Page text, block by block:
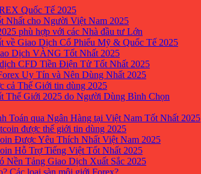
Quốc Tế 2025
Nhất cho Người Việt Nam 2025
phù hợp với các Nhà đầu tư Lớn
về Giao Dịch Cổ Phiếu Mỹ & Quốc Tế 2025
Dịch VÀNG Tốt Nhất 2025
CFD Tiền Điện Tử Tốt Nhất 2025
Uy Tín và Nên Dùng Nhất 2025
cả Thế Giới tin dùng 2025
Thế Giới 2025 do Người Dùng Bình Chọn
Toán qua Ngân Hàng tại Việt Nam Tốt Nhất 2025
được thế giới tin dùng 2025
Được Yêu Thích Nhất Việt Nam 2025
Hỗ Trợ Tiếng Việt Tốt Nhất 2025
Nền Tảng Giao Dịch Xuất Sắc 2025
Các loại sàn môi giới Forex?